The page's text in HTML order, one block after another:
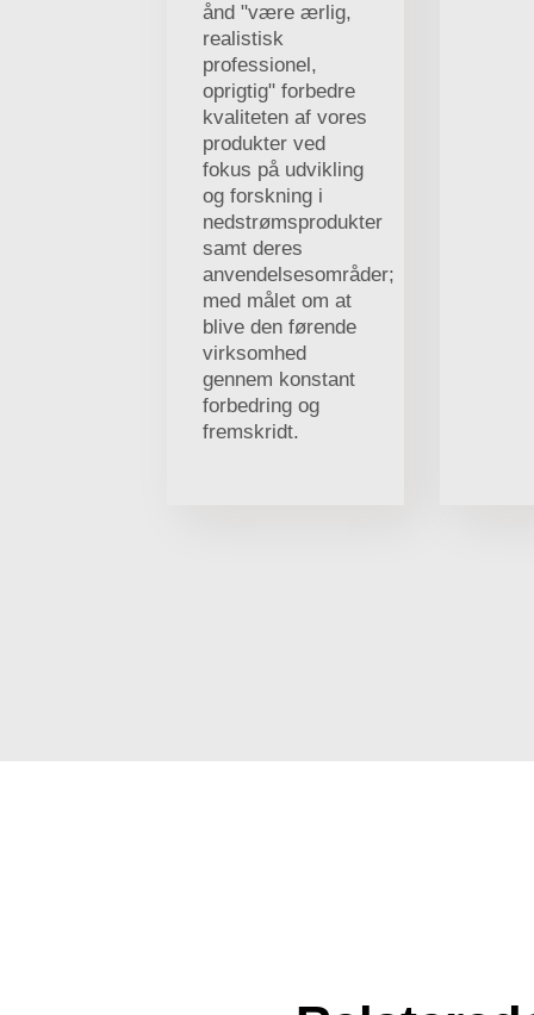
ånd "være ærlig,
realistisk
professionel,
oprigtig" forbedre
kvaliteten af vores
produkter ved
fokus på udvikling
og forskning i
nedstrømsprodukter
samt deres
anvendelsesområder;
med målet om at
blive den førende
virksomhed
gennem konstant
forbedring og
fremskridt.